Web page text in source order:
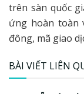
trên sàn quốc
ứng hoàn toàn
đông, mã giao
BÀI VIẾT LIÊN